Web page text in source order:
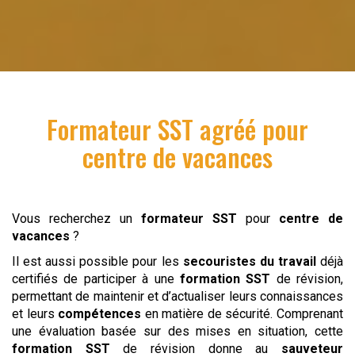
Formateur SST agréé pour
centre de vacances
Vous recherchez un formateur SST pour centre de
vacances ?
Il est aussi possible pour les secouristes du travaildéjà
certifiés de participer à une formation SST de révision,
permettant de maintenir et d’actualiser leurs connaissances
et leurs compétences en matière de sécurité. Comprenant
une évaluation basée sur des mises en situation, cette
formation SST de révision donne au sauveteur